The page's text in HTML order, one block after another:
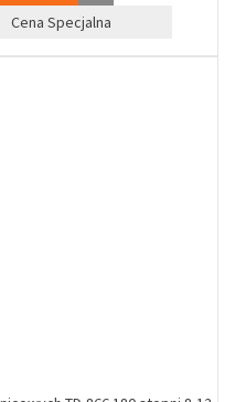
Cena Specjalna